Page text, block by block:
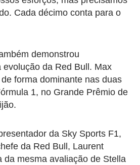
Cada décimo conta para o
demonstrou
evolução da Red Bull. Max
forma dominante nas duas
1, no Grande Prêmio de
da Sky Sports F1,
da Red Bull, Laurent
da mesma avaliação de Stella